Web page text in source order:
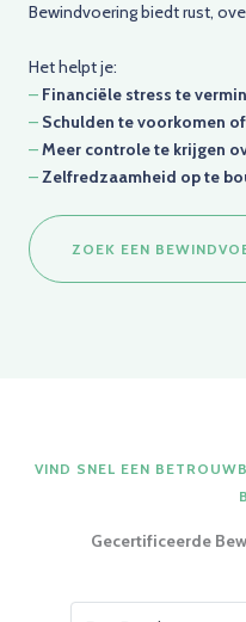
Bewindvoering biedt rust,
Het helpt je:
– Financiële stress te
– Schulden te voorkomen
–Meer controle te krijgen
–Zelfredzaamheid op te
ZOEK EEN
VIND SNEL EEN
Gecertificeerde
Vul je woonplaats in